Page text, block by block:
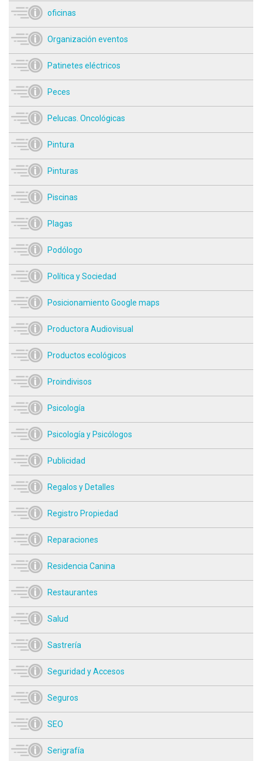
oficinas
Organización eventos
Patinetes eléctricos
Peces
Pelucas. Oncológicas
Pintura
Pinturas
Piscinas
Plagas
Podólogo
Política y Sociedad
Posicionamiento Google maps
Productora Audiovisual
Productos ecológicos
Proindivisos
Psicología
Psicología y Psicólogos
Publicidad
Regalos y Detalles
Registro Propiedad
Reparaciones
Residencia Canina
Restaurantes
Salud
Sastrería
Seguridad y Accesos
Seguros
SEO
Serigrafía